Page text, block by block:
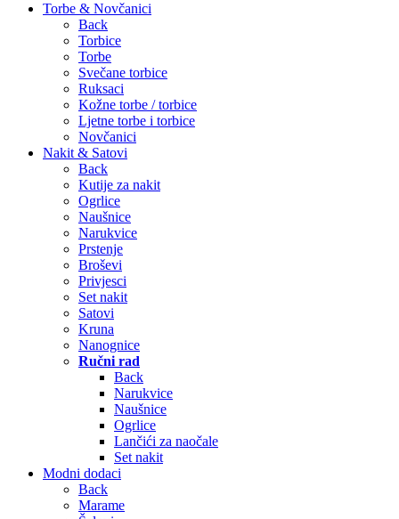
Torbe & Novčanici
Back
Torbice
Torbe
Svečane torbice
Ruksaci
Kožne torbe / torbice
Ljetne torbe i torbice
Novčanici
Nakit & Satovi
Back
Kutije za nakit
Ogrlice
Naušnice
Narukvice
Prstenje
Broševi
Privjesci
Set nakit
Satovi
Kruna
Nanognice
Ručni rad
Back
Narukvice
Naušnice
Ogrlice
Lančići za naočale
Set nakit
Modni dodaci
Back
Marame